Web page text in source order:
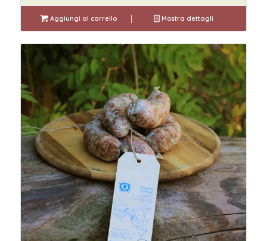
Aggiungi al carrello Mostra dettagli